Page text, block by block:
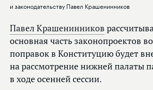
и законодательству Павел Крашенинников
Павел Крашенинников
основная часть законопроектов
поправок в Конституцию будет
на рассмотрение нижней палаты
в ходе осенней сессии.